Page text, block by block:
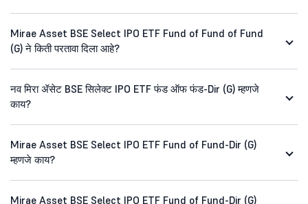
Mirae Asset BSE Select IPO ETF Fund of Fund of Fund
(G) ने किती परतावा दिला आहे?
नव मिरा ॲसेट BSE सिलेक्ट IPO ETF फंड ऑफ फंड-Dir (G) म्हणजे
काय?
Mirae Asset BSE Select IPO ETF Fund of Fund-Dir (G)
म्हणजे काय?
Mirae Asset BSE Select IPO ETF Fund of Fund-Dir (G)